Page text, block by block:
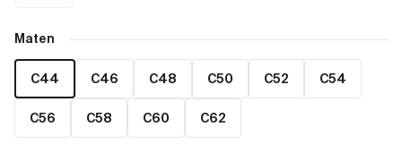
Maten
C44 C46 C48 C50 C52 C54
C56 C58 C60 C62